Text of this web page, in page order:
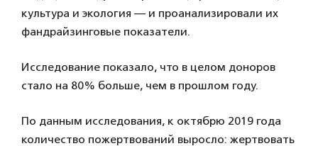
культура и экология — и проанализировали их
фандрайзинговые показатели.
Исследование показало, что в целом доноров
стало на 80% больше, чем в прошлом году.
По данным исследования, к октябрю 2019 года
количество пожертвований выросло: жертвовать